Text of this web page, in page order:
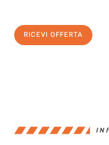
RICEVI OFFERTA